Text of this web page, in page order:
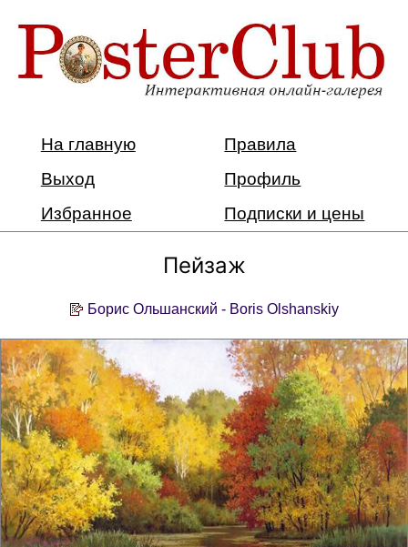
На главную
Правила
Выход
Профиль
Избранное
Подписки и цены
Пейзаж
Борис Ольшанский - Boris Olshanskiy